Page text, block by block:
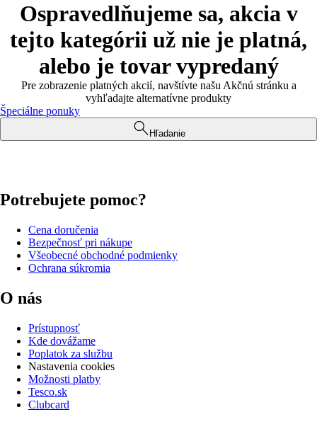
Ospravedlňujeme sa, akcia v
tejto kategórii už nie je platná,
alebo je tovar vypredaný
Pre zobrazenie platných akcií, navštívte našu Akčnú stránku a
vyhľadajte alternatívne produkty
Špeciálne ponuky
Hľadanie
Potrebujete pomoc?
Cena doručenia
Bezpečnosť pri nákupe
Všeobecné obchodné podmienky
Ochrana súkromia
O nás
Prístupnosť
Kde dovážame
Poplatok za službu
Nastavenia cookies
Možnosti platby
Tesco.sk
Clubcard